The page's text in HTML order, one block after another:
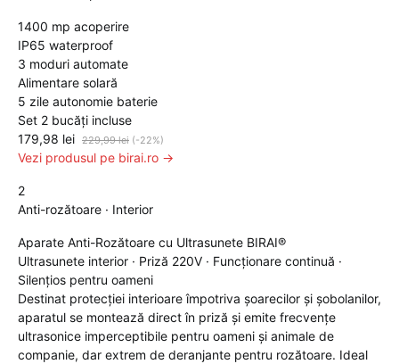
1400 mp acoperire
IP65 waterproof
3 moduri automate
Alimentare solară
5 zile autonomie baterie
Set 2 bucăți incluse
179,98 lei 229,99 lei (-22%)
Vezi produsul pe birai.ro →
2
Anti-rozătoare · Interior
Aparate Anti-Rozătoare cu Ultrasunete BIRAI®
Ultrasunete interior · Priză 220V · Funcționare continuă ·
Silențios pentru oameni
Destinat protecției interioare împotriva șoarecilor și șobolanilor,
aparatul se montează direct în priză și emite frecvențe
ultrasonice imperceptibile pentru oameni și animale de
companie, dar extrem de deranjante pentru rozătoare. Ideal